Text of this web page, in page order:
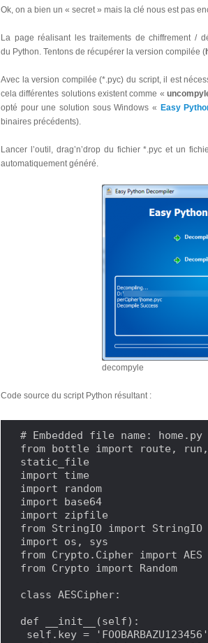
Ok, on a bien un « secret » mais la clé nous est pas
La page réalisant les traitements de chiffrement /
du Python. Tentons de récupérer la version compilée (
Avec la version compilée (*.pyc) du script, il est
cela différentes solutions existent comme «
opté pour une solution sous Windows « Easy
binaires précédents).
Lancer l’outil, drag’n’drop du fichier *.pyc et un
automatiquement généré.
decompyle
Code source du script Python résultant :
# Embedded file name: home.py
from bottle import route,
static_file
import time
import random
import base64
import zipfile
from StringIO import StringIO
import os, sys
from Crypto.Cipher import AES
from Crypto import Random
class AESCipher:
def __init__(self):